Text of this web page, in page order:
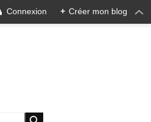
Connexion + Créer mon blog